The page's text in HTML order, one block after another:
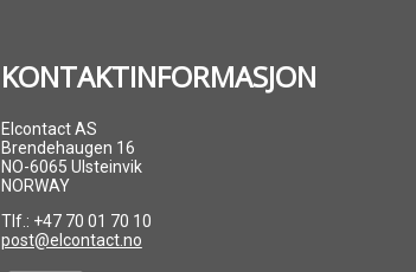
KONTAKTINFORMASJON
Elcontact AS
Brendehaugen 16
NO-6065 Ulsteinvik
NORWAY
Tlf.: +47 70 01 70 10
post@elcontact.no